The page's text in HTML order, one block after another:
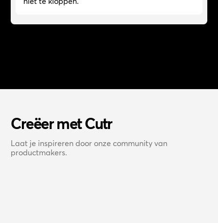
Creëer met Cutr
Laat je inspireren door onze community van
productmakers.